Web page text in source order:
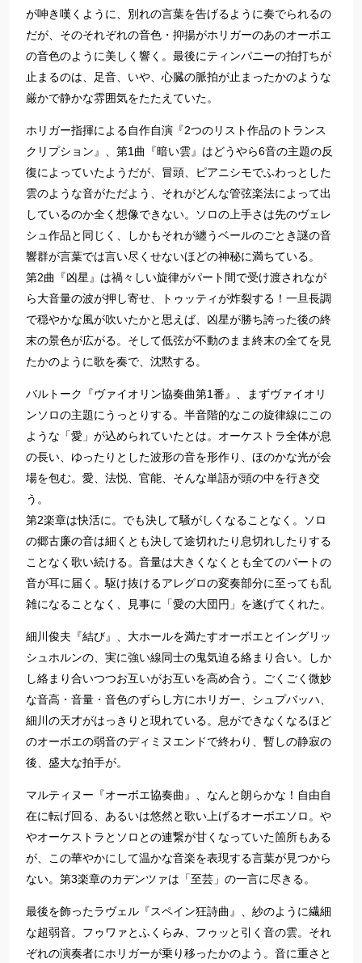
が呻き嘆くように、別れの言葉を告げるように奏でられるの
だが、そのそれぞれの音色・抑揚がホリガーのあのオーボエ
の音色のように美しく響く。最後にティンパニーの拍打ちが
止まるのは、足音、いや、心臓の脈拍が止まったかのような
厳かで静かな雰囲気をたたえていた。
ホリガー指揮による自作自演『2つのリスト作品のトランス
クリプション』、第1曲『暗い雲』はどうやら6音の主題の反
復によっていたようだが、冒頭、ピアニシモでふわっとした
雲のような音がただよう、それがどんな管弦楽法によって出
しているのか全く想像できない。ソロの上手さは先のヴェレ
シュ作品と同じく、しかもそれが纏うベールのごとき謎の音
響群が言葉では言い尽くせないほどの神秘に満ちている。
第2曲『凶星』は禍々しい旋律がパート間で受け渡されなが
ら大音量の波が押し寄せ、トゥッティが炸裂する！一旦長調
で穏やかな風が吹いたかと思えば、凶星が勝ち誇った後の終
末の景色が広がる。そして低弦が不動のまま終末の全てを見
たかのように歌を奏で、沈黙する。
バルトーク『ヴァイオリン協奏曲第1番』、まずヴァイオリ
ンソロの主題にうっとりする。半音階的なこの旋律線にこの
ような「愛」が込められていたとは。オーケストラ全体が息
の長い、ゆったりとした波形の音を形作り、ほのかな光が会
場を包む。愛、法悦、官能、そんな単語が頭の中を行き交
う。
第2楽章は快活に。でも決して騒がしくなることなく。ソロ
の郷古廉の音は細くとも決して途切れたり息切れしたりする
ことなく歌い続ける。音量は大きくなくとも全てのパートの
音が耳に届く。駆け抜けるアレグロの変奏部分に至っても乱
雑になることなく、見事に「愛の大団円」を遂げてくれた。
細川俊夫『結び』、大ホールを満たすオーボエとイングリッ
シュホルンの、実に強い線同士の鬼気迫る絡まり合い。しか
し絡まり合いつつお互いがお互いを高め合う。ごくごく微妙
な音高・音量・音色のずらし方にホリガー、シュプバッハ、
細川の天才がはっきりと現れている。息ができなくなるほど
のオーボエの弱音のディミヌエンドで終わり、暫しの静寂の
後、盛大な拍手が。
マルティヌー『オーボエ協奏曲』、なんと朗らかな！自由自
在に転げ回る、あるいは悠然と歌い上げるオーボエソロ。や
やオーケストラとソロとの連繋が甘くなっていた箇所もある
が、この華やかにして温かな音楽を表現する言葉が見つから
ない。第3楽章のカデンツァは「至芸」の一言に尽きる。
最後を飾ったラヴェル『スペイン狂詩曲』、紗のように繊細
な超弱音。フゥワァとふくらみ、フゥッと引く音の雲。それ
ぞれの演奏者にホリガーが乗り移ったかのよう。音に重さと